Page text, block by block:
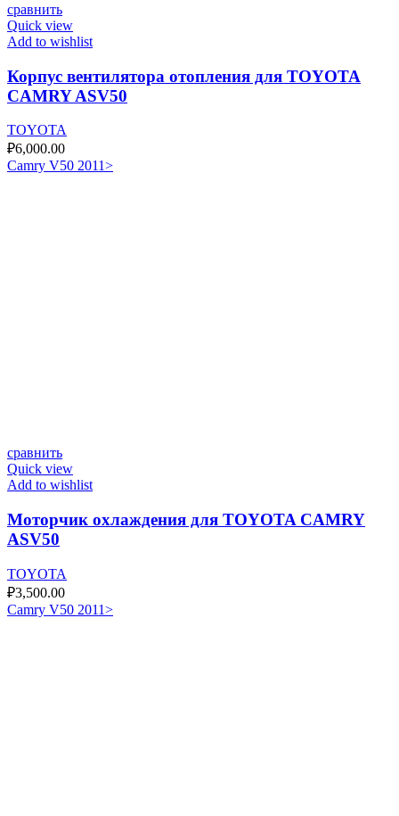
сравнить
Quick view
Add to wishlist
Корпус вентилятора отопления для TOYOTA
CAMRY ASV50
TOYOTA
₽6,000.00
Camry V50 2011>
сравнить
Quick view
Add to wishlist
Моторчик охлаждения для TOYOTA CAMRY
ASV50
TOYOTA
₽3,500.00
Camry V50 2011>